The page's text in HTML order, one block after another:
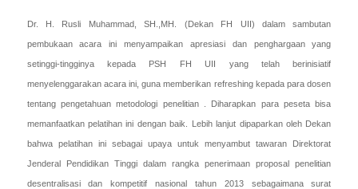
Dr. H. Rusli Muhammad, SH.,MH. (Dekan FH UII) dalam sambutan
pembukaan acara ini menyampaikan apresiasi dan penghargaan yang
setinggi-tingginya kepada PSH FH UII yang telah berinisiatif
menyelenggarakan acara ini, guna memberikan refreshing kepada para dosen
tentang pengetahuan metodologi penelitian . Diharapkan para peseta bisa
memanfaatkan pelatihan ini dengan baik. Lebih lanjut dipaparkan oleh Dekan
bahwa pelatihan ini sebagai upaya untuk menyambut tawaran Direktorat
Jenderal Pendidikan Tinggi dalam rangka penerimaan proposal penelitian
desentralisasi dan kompetitif nasional tahun 2013 sebagaimana surat